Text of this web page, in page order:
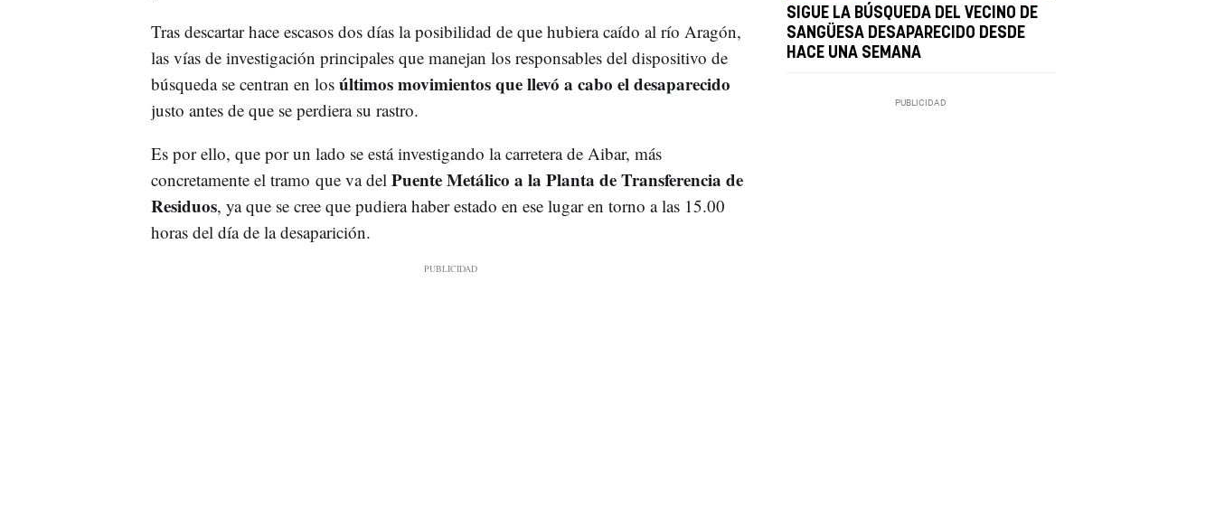
Tras descartar hace escasos dos días la posibilidad de que hubiera caído al río Aragón,
las vías de investigación principales que manejan los responsables del dispositivo de
búsqueda se centran en losúltimos movimientos que llevó a cabo el desaparecido
justo antes de que se perdiera su rastro.
Es por ello, que por un lado se está investigando la carretera de Aibar, más
concretamente el tramo que va delPuente Metálico a la Planta de Transferencia de
Residuos, ya que se cree que pudiera haber estado en ese lugar en torno a las 15.00
horas del día de la desaparición.
SIGUE LA BÚSQUEDA DEL VECINO DE
SANGÜESA DESAPARECIDO DESDE
HACE UNA SEMANA